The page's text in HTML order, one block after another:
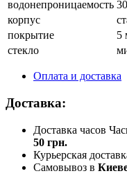
водонепроницаемость
корпус
покрытие
5
стекло
Оплата и доставка
Доставка:
Доставка часов
50 грн.
Курьерская
Самовывоз в